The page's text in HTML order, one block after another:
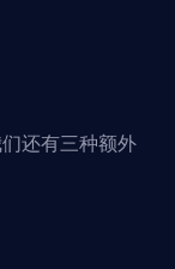
还有三种额外